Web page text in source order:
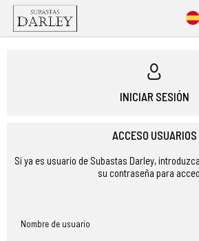
INICIAR SESIÓN
ACCESO USUARIOS
Si ya es usuario de Subastas Darley,
su contraseña para
Nombre de usuario